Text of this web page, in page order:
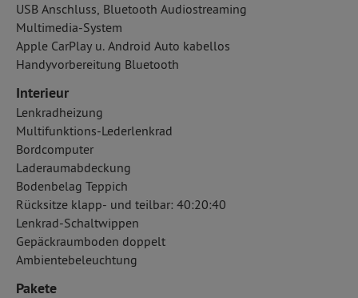
USB Anschluss, Bluetooth Audiostreaming
Multimedia-System
Apple CarPlay u. Android Auto kabellos
Handyvorbereitung Bluetooth
Interieur
Lenkradheizung
Multifunktions-Lederlenkrad
Bordcomputer
Laderaumabdeckung
Bodenbelag Teppich
Rücksitze klapp- und teilbar: 40:20:40
Lenkrad-Schaltwippen
Gepäckraumboden doppelt
Ambientebeleuchtung
Pakete